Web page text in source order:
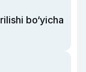
bo‘yicha